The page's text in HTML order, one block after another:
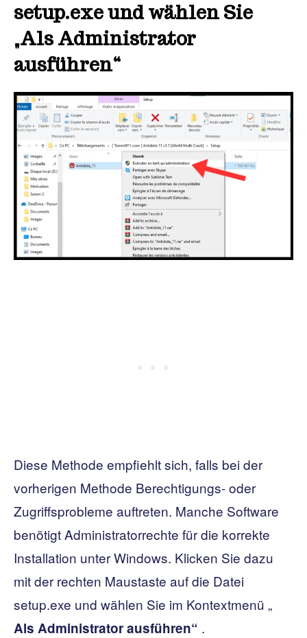
setup.exe und wählen Sie
„Als Administrator
ausführen“
Diese Methode empfiehlt sich, falls bei der
vorherigen Methode Berechtigungs- oder
Zugriffsprobleme auftreten. Manche Software
benötigt Administratorrechte für die korrekte
Installation unter Windows. Klicken Sie dazu
mit der rechten Maustaste auf die Datei
setup.exe und wählen Sie im Kontextmenü „
Als Administrator ausführen“ .